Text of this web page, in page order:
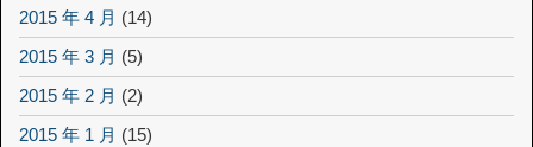
2015 年 4 月 (14)
2015 年 3 月 (5)
2015 年 2 月 (2)
2015 年 1 月 (15)